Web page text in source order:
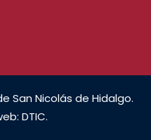
San Nicolás de Hidalgo.
DTIC.